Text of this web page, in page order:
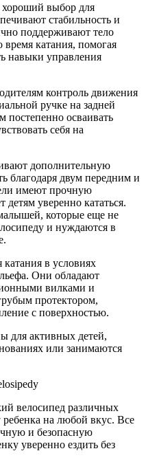
хороший выбор для
стабильность и
поддерживают тело
катания, помогая
навыки управления
контроль движения
ручке на задней
постепенно осваивать
себя на
дополнительную
благодаря двум передним и
имеют прочную
детям уверенно кататься.
которые еще не
и нуждаются в
в условиях
Они обладают
вилками и
протектором,
с поверхностью.
для активных детей,
или занимаются
велосипед различных
ребенка на любой вкус. Все
и безопасную
уверенно ездить без